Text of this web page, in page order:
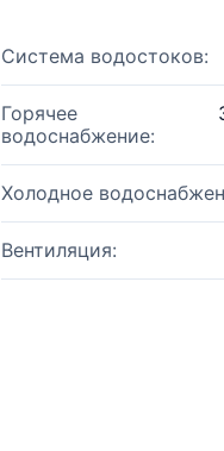
Система водостоков:
Горячее
водоснабжение:
Холодное
Вентиляция: